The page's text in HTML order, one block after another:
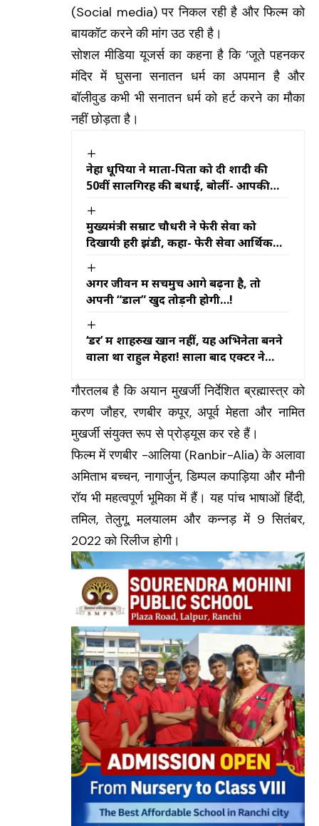
(Social media)पर निकल रही है और फिल्म को
बायकॉट करने की मांग उठ रही है।
सोशल मीडिया यूजर्स का कहना है कि ‘जूते पहनकर
मंदिर में घुसना सनातन धर्म का अपमान है और
बॉलीवुड कभी भी सनातन धर्म को हर्ट करने का मौका
नहीं छोड़ता है।
नेहा धूपिया ने माता-पिता को दी शादी की
50वीं सालगिरह की बधाई, बोलीं- आपकी
मुख्यमंत्री सम्राट चौधरी ने फेरी सेवा को
दिखायी हरी झंडी, कहा- फेरी सेवा आर्थिक
अगर जीवन में सचमुच आगे बढ़ना है, तो
अपनी “डाल” खुद तोड़नी होगी…!
‘डर’ में शाहरुख खान नहीं, यह अभिनेता बनने
वाला था राहुल मेहरा! सालों बाद एक्टर ने
गौरतलब है कि अयान मुखर्जी निर्देशित ब्रह्मास्त्र को
करण जौहर, रणबीर कपूर, अपूर्व मेहता और नामित
मुखर्जी संयुक्त रूप से प्रोड्यूस कर रहे हैं।
फिल्म में रणबीर -आलिया (Ranbir-Alia)के अलावा
अमिताभ बच्चन, नागार्जुन, डिम्पल कपाड़िया और मौनी
रॉय भी महत्वपूर्ण भूमिका में हैं। यह पांच भाषाओं हिंदी,
तमिल, तेलुगू, मलयालम और कन्नड़ में 9 सितंबर,
2022 को रिलीज होगी।